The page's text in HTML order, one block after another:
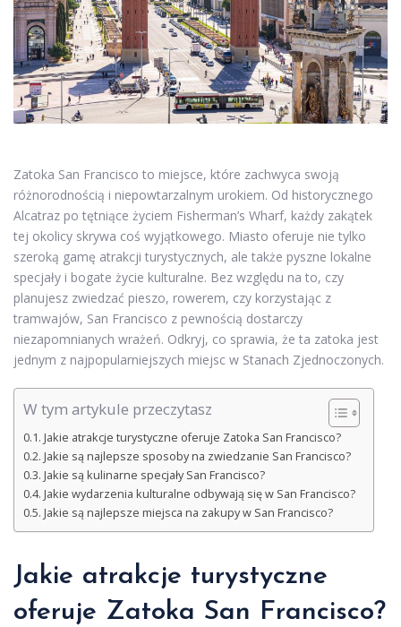
Zatoka San Francisco to miejsce, które zachwyca swoją
różnorodnością i niepowtarzalnym urokiem. Od historycznego
Alcatraz po tętniące życiem Fisherman’s Wharf, każdy zakątek
tej okolicy skrywa coś wyjątkowego. Miasto oferuje nie tylko
szeroką gamę atrakcji turystycznych, ale także pyszne lokalne
specjały i bogate życie kulturalne. Bez względu na to, czy
planujesz zwiedzać pieszo, rowerem, czy korzystając z
tramwajów, San Francisco z pewnością dostarczy
niezapomnianych wrażeń. Odkryj, co sprawia, że ta zatoka jest
jednym z najpopularniejszych miejsc w Stanach Zjednoczonych.
W tym artykule przeczytasz
Jakie atrakcje turystyczne oferuje Zatoka San Francisco?
Jakie są najlepsze sposoby na zwiedzanie San Francisco?
Jakie są kulinarne specjały San Francisco?
Jakie wydarzenia kulturalne odbywają się w San Francisco?
Jakie są najlepsze miejsca na zakupy w San Francisco?
Jakie atrakcje turystyczne
oferuje Zatoka San Francisco?